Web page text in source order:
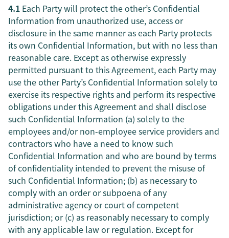
4.1 Each Party will protect the other’s Confidential
Information from unauthorized use, access or
disclosure in the same manner as each Party protects
its own Confidential Information, but with no less than
reasonable care. Except as otherwise expressly
permitted pursuant to this Agreement, each Party may
use the other Party’s Confidential Information solely to
exercise its respective rights and perform its respective
obligations under this Agreement and shall disclose
such Confidential Information (a) solely to the
employees and/or non-employee service providers and
contractors who have a need to know such
Confidential Information and who are bound by terms
of confidentiality intended to prevent the misuse of
such Confidential Information; (b) as necessary to
comply with an order or subpoena of any
administrative agency or court of competent
jurisdiction; or (c) as reasonably necessary to comply
with any applicable law or regulation. Except for